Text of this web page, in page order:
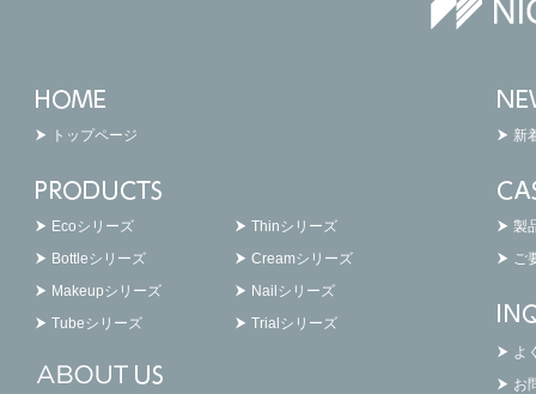
トップページ
Ecoシリーズ
Thinシリーズ
Bottleシリーズ
Creamシリーズ
Makeupシリーズ
Nailシリーズ
Tubeシリーズ
Trialシリーズ
新
製
ご
よ
お